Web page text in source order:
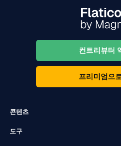
컨트리뷰터
프리미엄으
콘텐츠
도구